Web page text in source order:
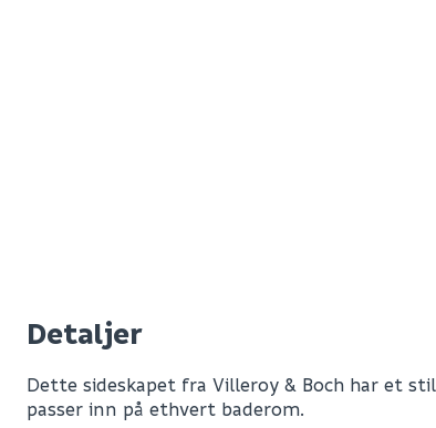
Detaljer
Dette sideskapet fra Villeroy & Boch har et
passer inn på ethvert baderom.